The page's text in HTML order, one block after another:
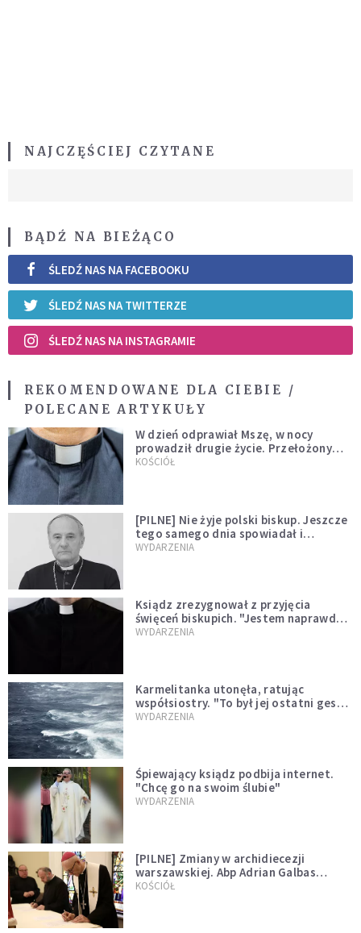
NAJCZĘŚCIEJ CZYTANE
BĄDŹ NA BIEŻĄCO
ŚLEDŹ NAS NA FACEBOOKU
ŚLEDŹ NAS NA TWITTERZE
ŚLEDŹ NAS NA INSTAGRAMIE
REKOMENDOWANE DLA CIEBIE /
POLECANE ARTYKUŁY
W dzień odprawiał Mszę, w nocy
prowadził drugie życie. Przełożony
kazał mu opuścić zakon
KOŚCIÓŁ
[PILNE] Nie żyje polski biskup. Jeszcze
tego samego dnia spowiadał i
sprawował Mszę świętą
WYDARZENIA
Ksiądz zrezygnował z przyjęcia
święceń biskupich. "Jestem naprawdę
niegodny"
WYDARZENIA
Karmelitanka utonęła, ratując
współsiostry. "To był jej ostatni gest
miłości"
WYDARZENIA
Śpiewający ksiądz podbija internet.
"Chcę go na swoim ślubie"
WYDARZENIA
[PILNE] Zmiany w archidiecezji
warszawskiej. Abp Adrian Galbas
wręczył dekrety nowym proboszczom
KOŚCIÓŁ